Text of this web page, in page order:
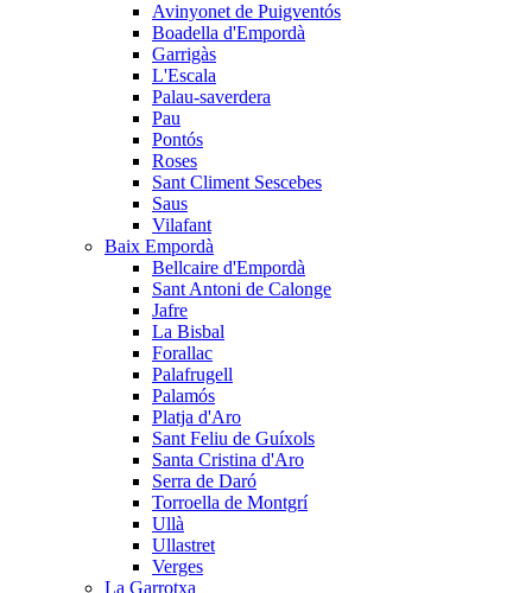
Avinyonet de Puigventós
Boadella d'Empordà
Garrigàs
L'Escala
Palau-saverdera
Pau
Pontós
Roses
Sant Climent Sescebes
Saus
Vilafant
Baix Empordà
Bellcaire d'Empordà
Sant Antoni de Calonge
Jafre
La Bisbal
Forallac
Palafrugell
Palamós
Platja d'Aro
Sant Feliu de Guíxols
Santa Cristina d'Aro
Serra de Daró
Torroella de Montgrí
Ullà
Ullastret
Verges
La Garrotxa